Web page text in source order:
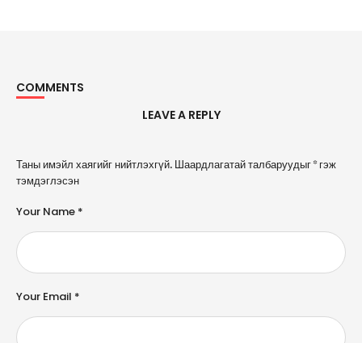
COMMENTS
LEAVE A REPLY
Таны имэйл хаягийг нийтлэхгүй. Шаардлагатай талбаруудыг*гэж
тэмдэглэсэн
Your Name *
Your Email *
A
l
e
n
a
ti
e